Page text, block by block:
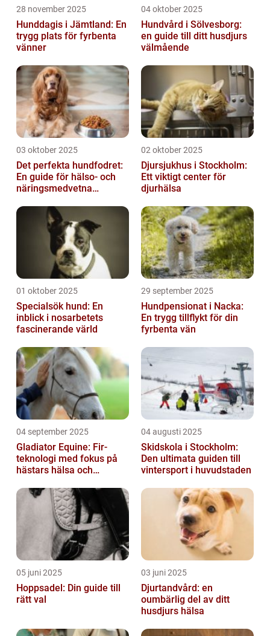
28 november 2025
Hunddagis i Jämtland: En
trygg plats för fyrbenta
vänner
04 oktober 2025
Hundvård i Sölvesborg:
en guide till ditt husdjurs
välmående
03 oktober 2025
Det perfekta hundfodret:
En guide för hälso- och
näringsmedvetna
02 oktober 2025
Djursjukhus i Stockholm:
Ett viktigt center för
djurhälsa
01 oktober 2025
Specialsök hund: En
inblick i nosarbetets
fascinerande värld
29 september 2025
Hundpensionat i Nacka:
En trygg tillflykt för din
fyrbenta vän
04 september 2025
Gladiator Equine: Fir-
teknologi med fokus på
hästars hälsa och
04 augusti 2025
Skidskola i Stockholm:
Den ultimata guiden till
vintersport i huvudstaden
05 juni 2025
Hoppsadel: Din guide till
rätt val
03 juni 2025
Djurtandvård: en
oumbärlig del av ditt
husdjurs hälsa